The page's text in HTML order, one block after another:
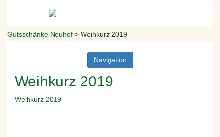
Gutsschänke Neuhof > Weihkurz 2019
Navigation
Weihkurz 2019
Weihkurz 2019